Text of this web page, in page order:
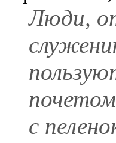
Люди,
с